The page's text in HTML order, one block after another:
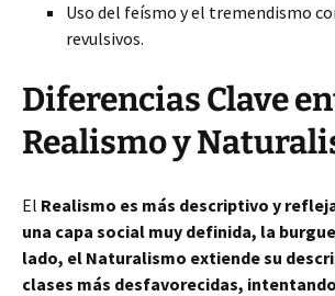
Uso del feísmo y el tremendismo
revulsivos.
Diferencias Clave
Realismo y
El Realismo es más descriptivo y
una capa social muy definida, la
lado, el Naturalismo extiende su
clases más desfavorecidas,